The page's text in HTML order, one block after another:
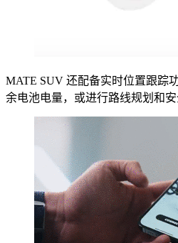
MATE SUV 还配备实时位置跟踪
余电池电量，或进行路线规划和安